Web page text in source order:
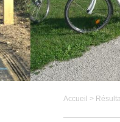
Accueil >